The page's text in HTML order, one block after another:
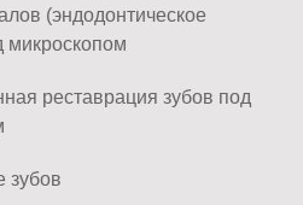
(эндодонтическое
микроскопом
реставрация зубов под
зубов